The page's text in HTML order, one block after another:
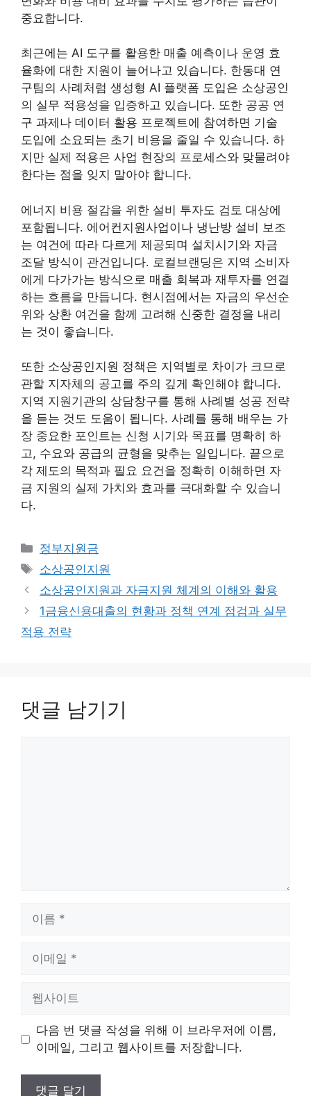
중요합니다.
최근에는 AI 도구를 활용한 매출 예측이나 운영 효
율화에 대한 지원이 늘어나고 있습니다. 한동대 연
구팀의 사례처럼 생성형 AI 플랫폼 도입은 소상공인
의 실무 적용성을 입증하고 있습니다. 또한 공공 연
구 과제나 데이터 활용 프로젝트에 참여하면 기술
도입에 소요되는 초기 비용을 줄일 수 있습니다. 하
지만 실제 적용은 사업 현장의 프로세스와 맞물려야
한다는 점을 잊지 말아야 합니다.
에너지 비용 절감을 위한 설비 투자도 검토 대상에
포함됩니다. 에어컨지원사업이나 냉난방 설비 보조
는 여건에 따라 다르게 제공되며 설치시기와 자금
조달 방식이 관건입니다. 로컬브랜딩은 지역 소비자
에게 다가가는 방식으로 매출 회복과 재투자를 연결
하는 흐름을 만듭니다. 현시점에서는 자금의 우선순
위와 상환 여건을 함께 고려해 신중한 결정을 내리
는 것이 좋습니다.
또한 소상공인지원 정책은 지역별로 차이가 크므로
관할 지자체의 공고를 주의 깊게 확인해야 합니다.
지역 지원기관의 상담창구를 통해 사례별 성공 전략
을 듣는 것도 도움이 됩니다. 사례를 통해 배우는 가
장 중요한 포인트는 신청 시기와 목표를 명확히 하
고, 수요와 공급의 균형을 맞추는 일입니다. 끝으로
각 제도의 목적과 필요 요건을 정확히 이해하면 자
금 지원의 실제 가치와 효과를 극대화할 수 있습니
다.
카
테
리
정부지원금
태
그
소상공인지원
소상공인지원과 자금지원 체계의 이해와 활용
1금융신용대출의 현황과 정책 연계 점검과 실무
적용 전략
댓글 남기기
트
다음 번 댓글 작성을 위해 이 브라우저에 이름,
이메일, 그리고 웹사이트를 저장합니다.